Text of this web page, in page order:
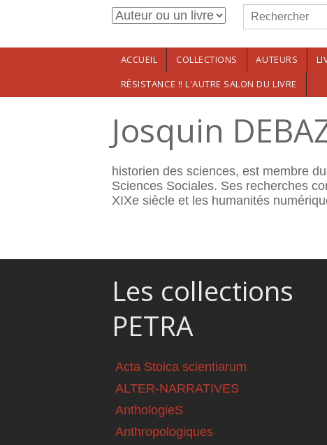
Aller au contenu principalFormulaire de
Rechercher
ACCUEIL COLLECTIONS AUTEURS
RÉSISTANCE !! L'AUTRE SALON DU LIVRE
Josquin
historien des sciences, est membre
Sciences Sociales. Ses recherches
XIXe siècle et les humanités
Les collections
PETRA
Acta Stoica scientiarum
ALTER-NARRATIVES
AnthologieS
Anthropologiques